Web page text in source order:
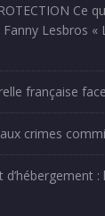
Ce
Lesbros «
française
crimes